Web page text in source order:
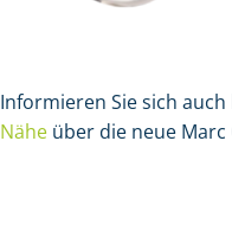
Informieren Sie sich auch
Nähe über die neue